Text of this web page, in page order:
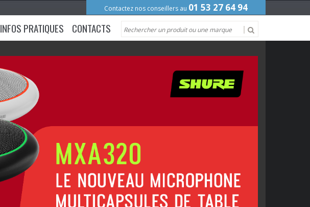
Contactez nos conseillers au 01 53 27 64 94
INFOS PRATIQUES CONTACTS